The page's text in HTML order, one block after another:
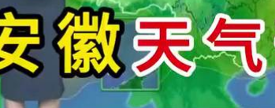
泰国校园枪击案死亡人数升至7人
“立秋的第一杯奶茶”又爆单了
河南回应带薪错峰休假通知引争议